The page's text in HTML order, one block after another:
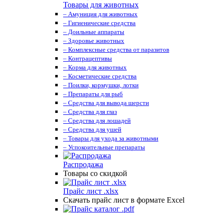
Товары для животных
– Амуниция для животных
– Гигиенические средства
– Доильные аппараты
– Здоровье животных
– Комплексные средства от паразитов
– Контрацептивы
– Корма для животных
– Косметические средства
– Поилки, кормушки, лотки
– Препараты для рыб
– Средства для вывода шерсти
– Средства для глаз
– Средства для лошадей
– Средства для ушей
– Товары для ухода за животными
– Успокоительные препараты
Распродажа
Товары со скидкой
Прайс лист .xlsx
Скачать прайс лист в формате Excel